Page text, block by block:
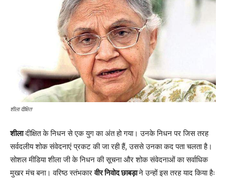
शीला दीक्षित
शीलादीक्षित के निधन से एक युग का अंत हो गया। उनके निधन पर जिस तरह
सर्वदलीय शोक संवेदनाएं प्रकट की जा रही हैं, उससे उनका कद पता चलता है।
सोशल मीडिया शीला जी के निधन की सूचना और शोक संवेदनाओं का सर्वाधिक
मुखर मंच बना। वरिष्ठ स्तंभकारवीर निवोद छाबड़ाने उन्हों इस तरह याद किया हैः